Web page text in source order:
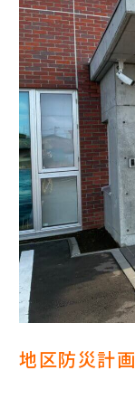
地区防災計画